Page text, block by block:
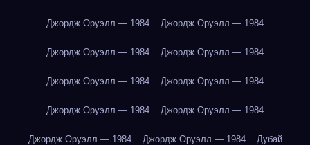
Джордж Оруэлл — 1984 Джордж Оруэлл — 1984
Джордж Оруэлл — 1984 Джордж Оруэлл — 1984
Джордж Оруэлл — 1984 Джордж Оруэлл — 1984
Джордж Оруэлл — 1984 Джордж Оруэлл — 1984
Джордж Оруэлл — 1984 Джордж Оруэлл — 1984 Дубай